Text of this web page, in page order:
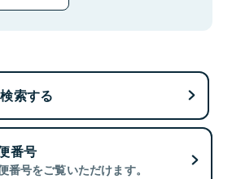
索する
番号
番号をご覧いただけます。